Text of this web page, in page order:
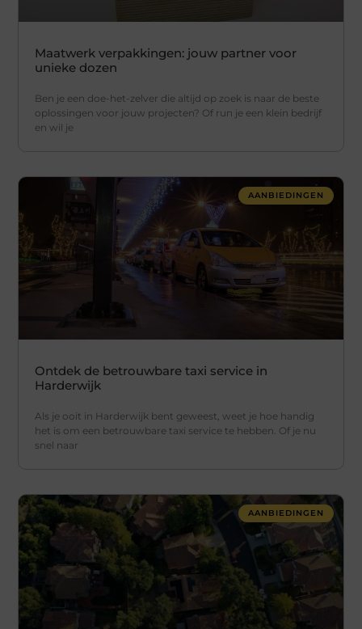
Maatwerk verpakkingen: jouw partner voor
unieke dozen
Ben je een doe-het-zelver die altijd op zoek is naar de beste
oplossingen voor jouw projecten? Of run je een klein bedrijf
en wil je
AANBIEDINGEN
Ontdek de betrouwbare taxi service in
Harderwijk
Als je ooit in Harderwijk bent geweest, weet je hoe handig
het is om een betrouwbare taxi service te hebben. Of je nu
snel naar
AANBIEDINGEN